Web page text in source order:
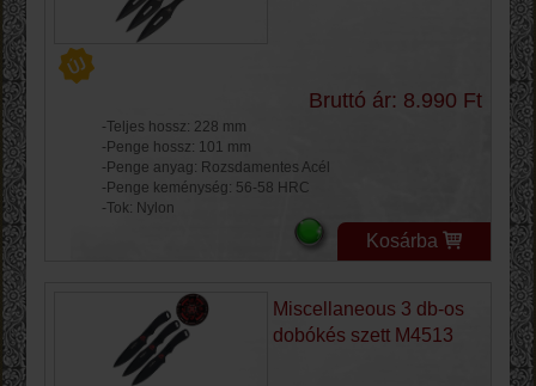
Bruttó ár: 8.990 Ft
-Teljes hossz: 228 mm
-Penge hossz: 101 mm
-Penge anyag: Rozsdamentes Acél
-Penge keménység: 56-58 HRC
-Tok: Nylon
Kosárba
Miscellaneous 3 db-os
dobókés szett M4513